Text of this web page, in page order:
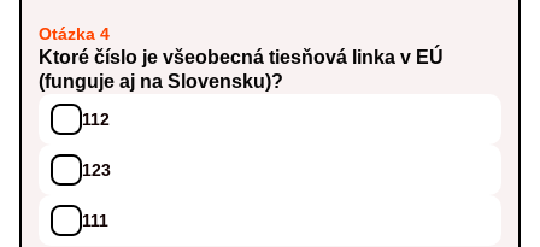
Otázka 4
Ktoré číslo je všeobecná tiesňová linka v EÚ
(funguje aj na Slovensku)?
112
123
111